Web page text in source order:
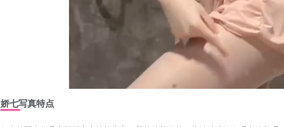
娇七写真特点